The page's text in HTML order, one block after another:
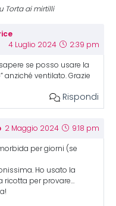
Torta ai mirtilli
4 Luglio 2024 2:39 pm
se posso usare la
anziché ventilato. Grazie
Rispondi
2 Maggio 2024 9:18 pm
per giorni (se
Ho usato la
per provare…